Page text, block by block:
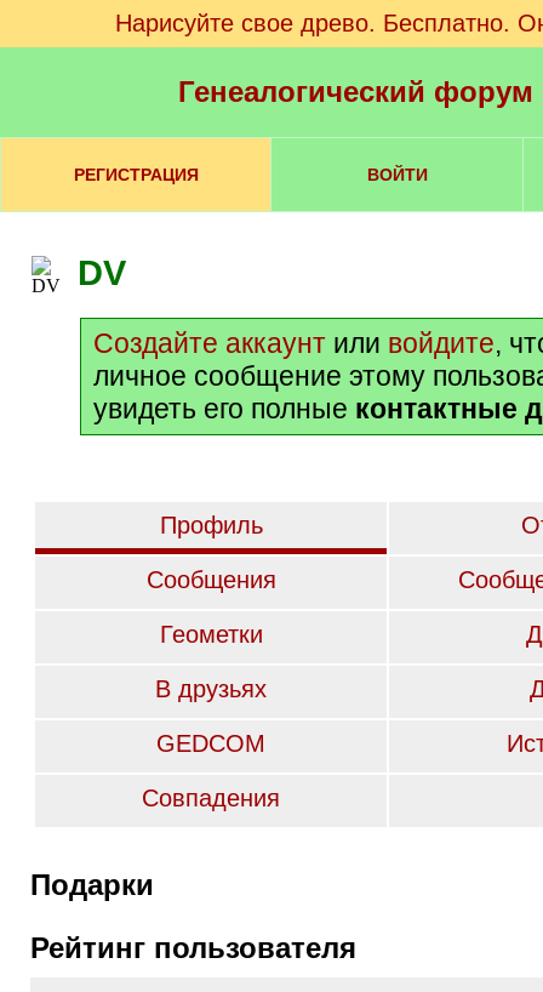
Нарисуйте свое древо. Бесплатно.
Генеалогический
РЕГИСТРАЦИЯ ВОЙТИ
DV
Создайте аккаунт или войдите,
личное сообщение этому
увидеть его полные контактные
Профиль
Сообщения
Геометки
В друзьях
GEDCOM
Совпадения
Подарки
Рейтинг пользователя